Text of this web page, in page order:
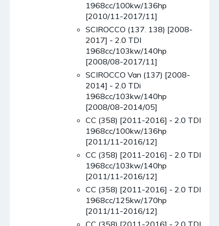
1968cc/100kw/136hp
[2010/11-2017/11]
SCIROCCO (137. 138) [2008-
2017] - 2.0 TDI
1968cc/103kw/140hp
[2008/08-2017/11]
SCIROCCO Van (137) [2008-
2014] - 2.0 TDi
1968cc/103kw/140hp
[2008/08-2014/05]
CC (358) [2011-2016] - 2.0 TDI
1968cc/100kw/136hp
[2011/11-2016/12]
CC (358) [2011-2016] - 2.0 TDI
1968cc/103kw/140hp
[2011/11-2016/12]
CC (358) [2011-2016] - 2.0 TDI
1968cc/125kw/170hp
[2011/11-2016/12]
CC (358) [2011-2016] - 2.0 TDI